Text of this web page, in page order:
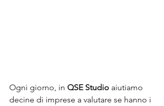
Ogni giorno, in QSE Studio aiutiamo
decine di imprese a valutare se hanno i